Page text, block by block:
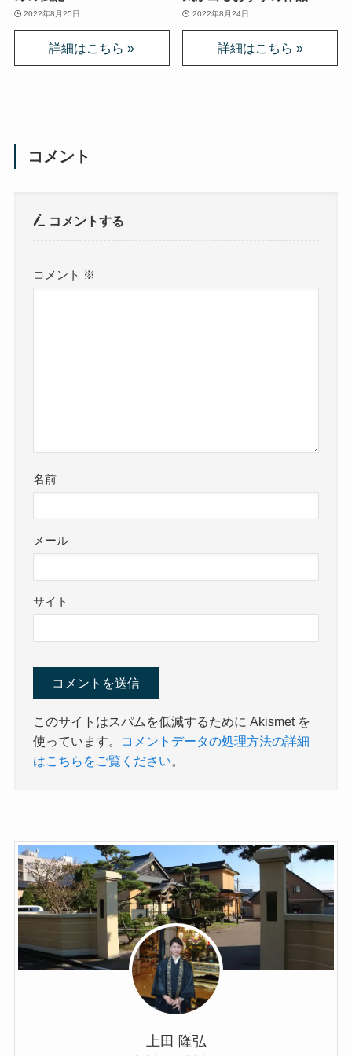
2022年8月25日 2022年8月24日
コメント
コメントする
コメント ※
名前
メール
サイト
このサイトはスパムを低減するために Akismet を
使っています。
コメントデータの処理方法の詳細
はこちらをご覧ください。
上田 隆弘